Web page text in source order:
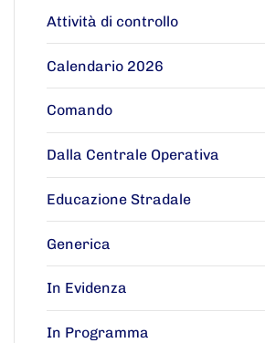
Attività di controllo
Calendario 2026
Comando
Dalla Centrale Operativa
Educazione Stradale
Generica
In Evidenza
In Programma